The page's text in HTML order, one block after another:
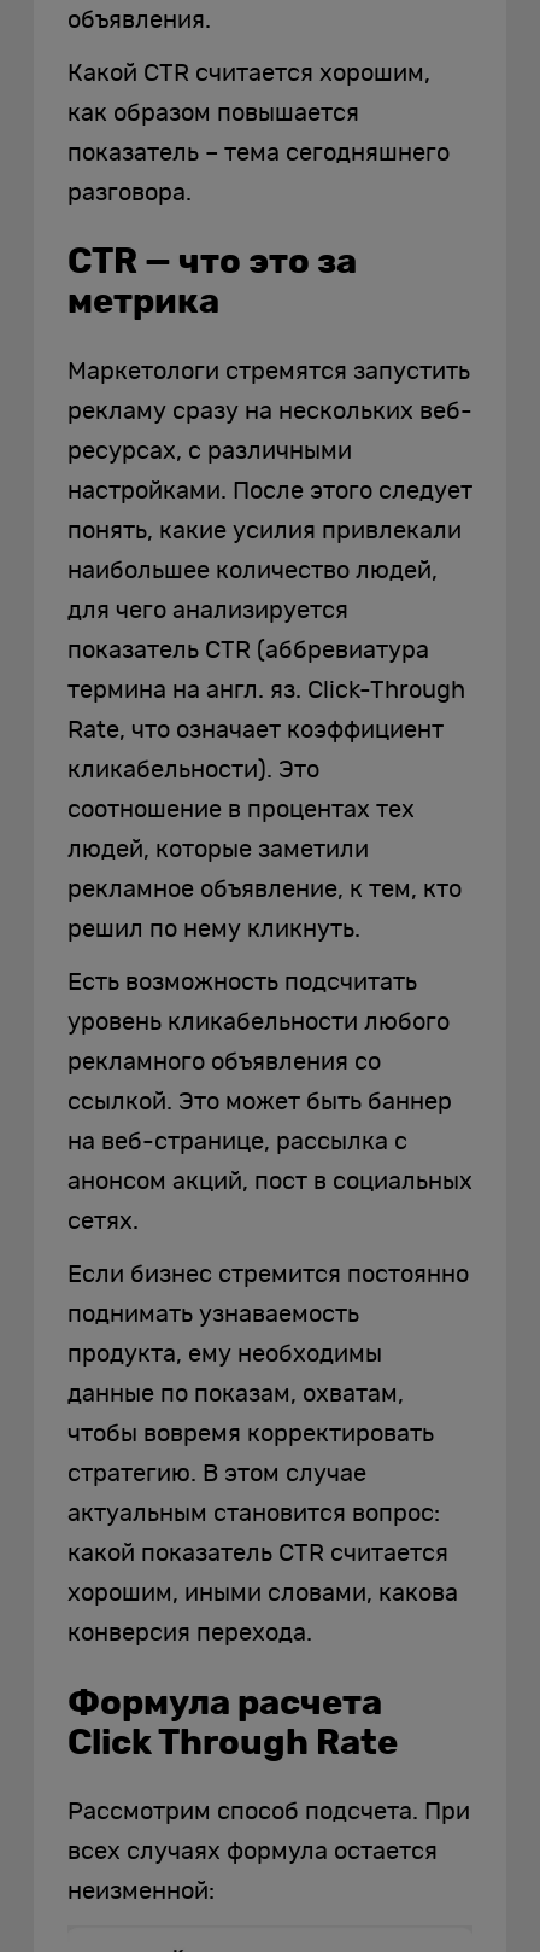
объявления.
Какой CTR считается хорошим,
как образом повышается
показатель – тема сегодняшнего
разговора.
CTR — что это за
метрика
Маркетологи стремятся запустить
рекламу сразу на нескольких веб-
ресурсах, с различными
настройками. После этого следует
понять, какие усилия привлекали
наибольшее количество людей,
для чего анализируется
показатель CTR (аббревиатура
термина на англ. яз. Click-Through
Rate, что означает коэффициент
кликабельности). Это
соотношение в процентах тех
людей, которые заметили
рекламное объявление, к тем, кто
решил по нему кликнуть.
Есть возможность подсчитать
уровень кликабельности любого
рекламного объявления со
ссылкой. Это может быть баннер
на веб-странице, рассылка с
анонсом акций, пост в социальных
сетях.
Если бизнес стремится постоянно
поднимать узнаваемость
продукта, ему необходимы
данные по показам, охватам,
чтобы вовремя корректировать
стратегию. В этом случае
актуальным становится вопрос:
какой показатель CTR считается
хорошим, иными словами, какова
конверсия перехода.
Формула расчета
Click Through Rate
Рассмотрим способ подсчета. При
всех случаях формула остается
неизменной: